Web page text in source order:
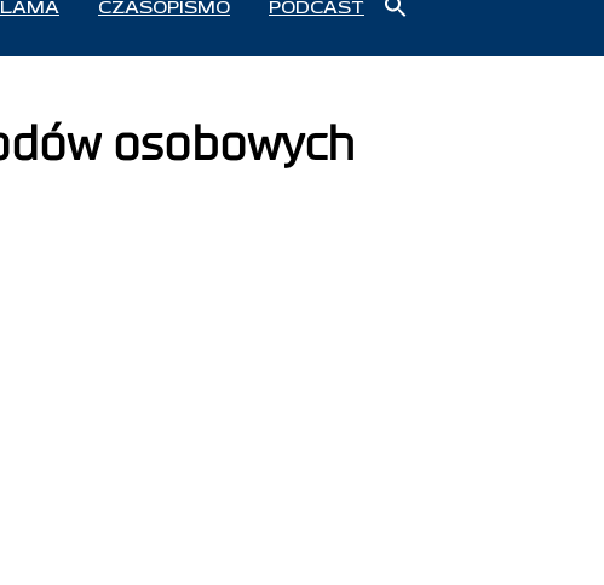
CZASOPISMO PODCAST
osobowych